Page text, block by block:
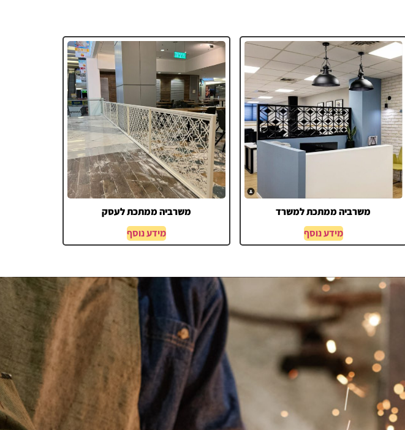
משרביה ממתכת למשרד
מידע נוסף
משרביה ממתכת לעסק
מידע נוסף